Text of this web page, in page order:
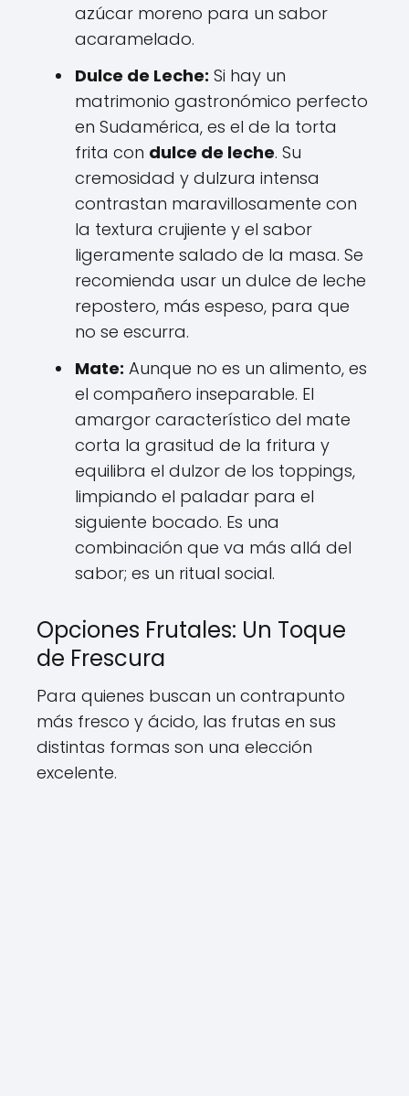
azúcar moreno para un sabor
acaramelado.
Dulce de Leche: Si hay un
matrimonio gastronómico perfecto
en Sudamérica, es el de la torta
frita con dulce de leche. Su
cremosidad y dulzura intensa
contrastan maravillosamente con
la textura crujiente y el sabor
ligeramente salado de la masa. Se
recomienda usar un dulce de leche
repostero, más espeso, para que
no se escurra.
Mate: Aunque no es un alimento, es
el compañero inseparable. El
amargor característico del mate
corta la grasitud de la fritura y
equilibra el dulzor de los toppings,
limpiando el paladar para el
siguiente bocado. Es una
combinación que va más allá del
sabor; es un ritual social.
Opciones Frutales: Un Toque
de Frescura
Para quienes buscan un contrapunto
más fresco y ácido, las frutas en sus
distintas formas son una elección
excelente.